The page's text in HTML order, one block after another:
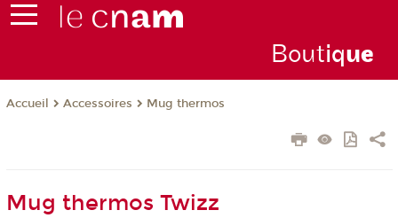
Boutique
Accueil Accessoires Mug thermos
Mug thermos Twizz